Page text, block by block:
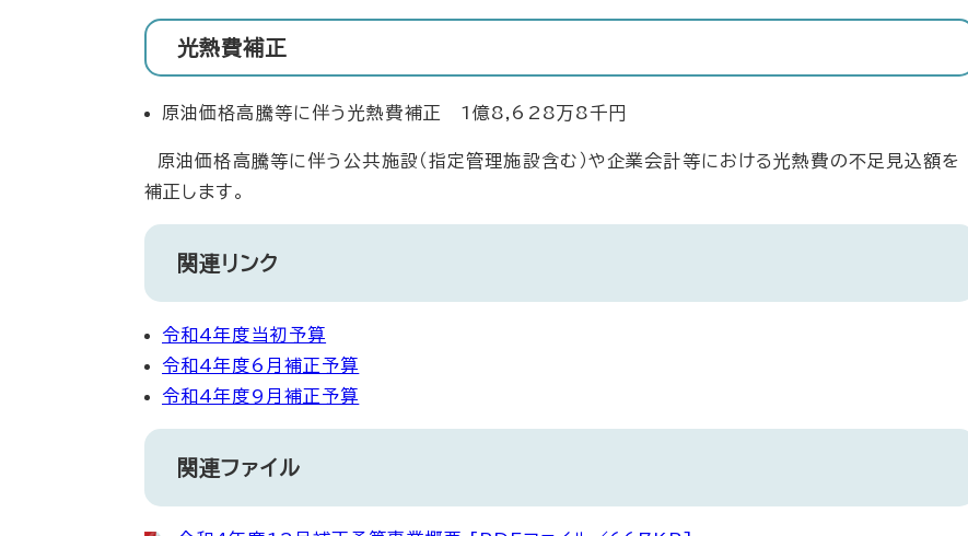
光熱費補正
原油価格高騰等に伴う光熱費補正 1億8,628万8千円
原油価格高騰等に伴う公共施設（指定管理施設含む）や企業会計等における光熱費の不足見込額を
補正します。
関連リンク
令和4年度当初予算
令和4年度6月補正予算
令和4年度9月補正予算
関連ファイル